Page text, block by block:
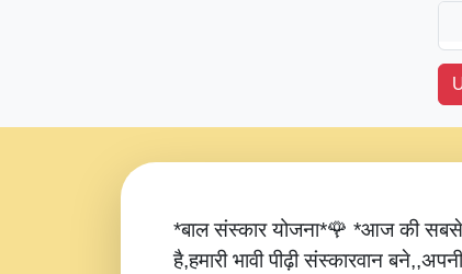
*बाल संस्कार योजना*🌹 *आज की
है,हमारी भावी पीढ़ी संस्कारवान